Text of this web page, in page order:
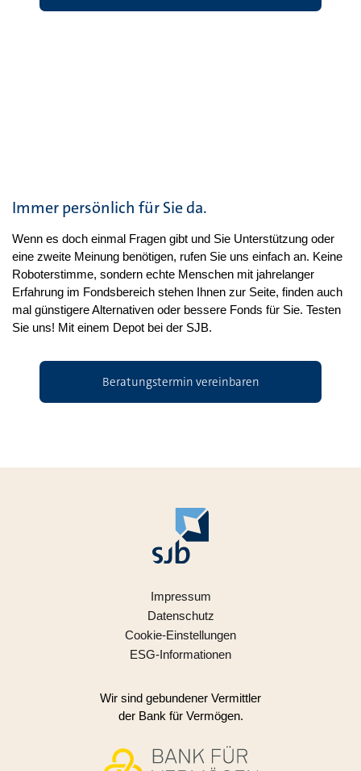
Immer persönlich für Sie da.
Wenn es doch einmal Fragen gibt und Sie Unterstützung oder
eine zweite Meinung benötigen, rufen Sie uns einfach an. Keine
Roboterstimme, sondern echte Menschen mit jahrelanger
Erfahrung im Fondsbereich stehen Ihnen zur Seite, finden auch
mal günstigere Alternativen oder bessere Fonds für Sie. Testen
Sie uns! Mit einem Depot bei der SJB.
Beratungstermin vereinbaren
Impressum
Datenschutz
Cookie-Einstellungen
ESG-Informationen
Wir sind gebundener Vermittler
der Bank für Vermögen.